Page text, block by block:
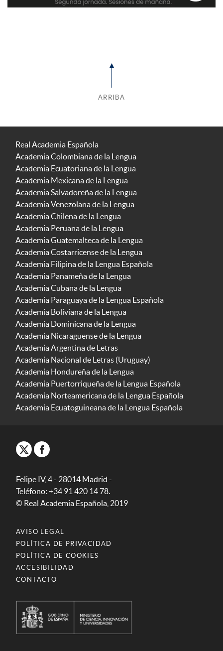
ARRIBA
Real Academia Española
Academia Colombiana de la Lengua
Academia Ecuatoriana de la Lengua
Academia Mexicana de la Lengua
Academia Salvadoreña de la Lengua
Academia Venezolana de la Lengua
Academia Chilena de la Lengua
Academia Peruana de la Lengua
Academia Guatemalteca de la Lengua
Academia Costarricense de la Lengua
Academia Filipina de la Lengua Española
Academia Panameña de la Lengua
Academia Cubana de la Lengua
Academia Paraguaya de la Lengua Española
Academia Boliviana de la Lengua
Academia Dominicana de la Lengua
Academia Nicaragüense de la Lengua
Academia Argentina de Letras
Academia Nacional de Letras (Uruguay)
Academia Hondureña de la Lengua
Academia Puertorriqueña de la Lengua Española
Academia Norteamericana de la Lengua Española
Academia Ecuatoguineana de la Lengua Española
Felipe IV, 4 - 28014 Madrid -
Teléfono: +34 91 420 14 78.
© Real Academia Española, 2019
AVISO LEGAL
POLÍTICA DE PRIVACIDAD
POLÍTICA DE COOKIES
ACCESIBILIDAD
CONTACTO